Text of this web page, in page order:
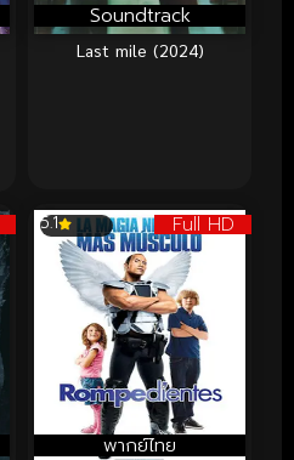
Soundtrack
Last mile (2024)
Full HD
พากย์ไทย
5.1